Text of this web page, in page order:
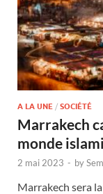
A LA UNE / SOCIÉTÉ
Marrakech
monde
2 mai 2023 - by
Marrakech sera